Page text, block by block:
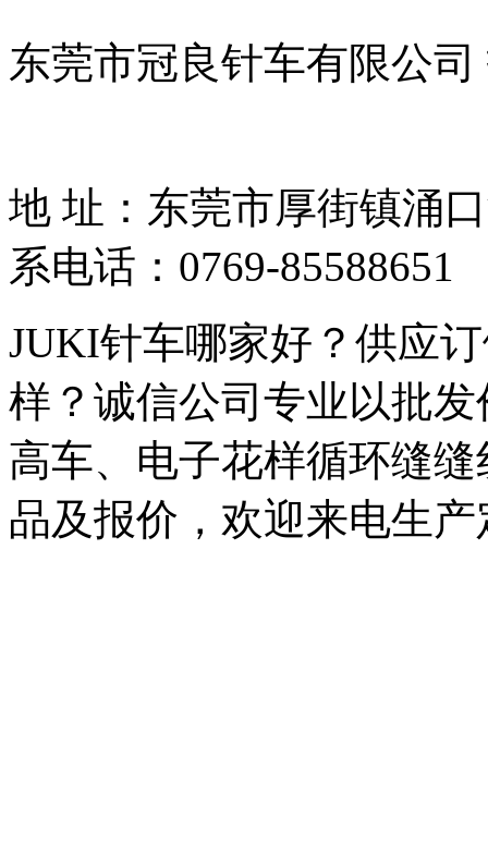
东莞市冠良针车有限公
地 址：东莞市厚街镇涌
系电话：0769-85588651
JUKI针车哪家好？供应
样？诚信公司专业以批
高车、电子花样循环缝
品及报价，欢迎来电生产